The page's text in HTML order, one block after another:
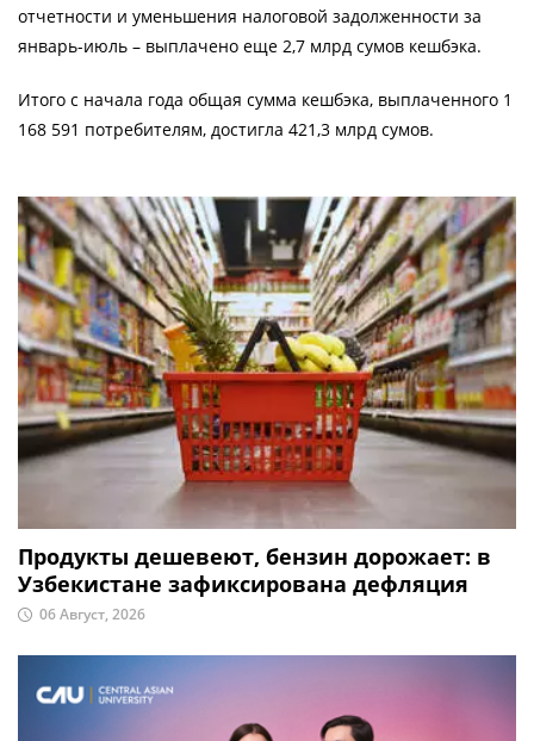
отчетности и уменьшения налоговой задолженности за
январь-июль – выплачено еще 2,7 млрд сумов кешбэка.
Итого с начала года общая сумма кешбэка, выплаченного 1
168 591 потребителям, достигла 421,3 млрд сумов.
Продукты дешевеют, бензин дорожает: в
Узбекистане зафиксирована дефляция
06 Август, 2026